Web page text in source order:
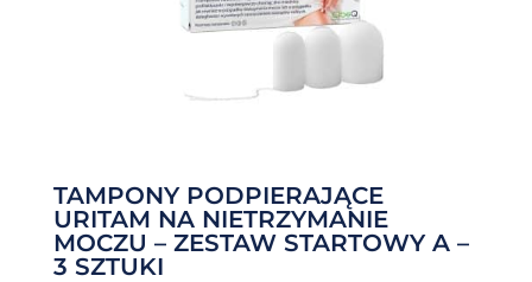
TAMPONY PODPIERAJĄCE
URITAM NA NIETRZYMANIE
MOCZU – ZESTAW STARTOWY A –
3 SZTUKI